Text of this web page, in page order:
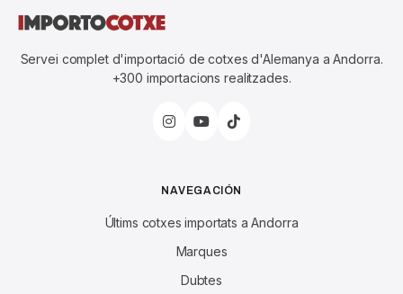
Servei complet d'importació de cotxes d'Alemanya a Andorra.
+300 importacions realitzades.
NAVEGACIÓN
Últims cotxes importats a Andorra
Marques
Dubtes